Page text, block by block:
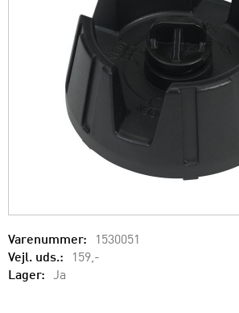
Varenummer:
1530051
Vejl. uds.:
159,-
Lager:
Ja